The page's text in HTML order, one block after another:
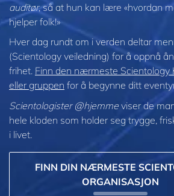
auditør, så at hun kan lære «hvordan
hjelper folk!»
Hver dag rundt om i verden deltar
(Scientology veiledning) for å oppnå
frihet. Finn den nærmeste Scientology
eller gruppen for å begynne ditt
Scientologister @hjemmeviser de
hele kloden som holder seg trygge,
i livet.
FINN DIN NÆRMESTE
ORGANISASJON